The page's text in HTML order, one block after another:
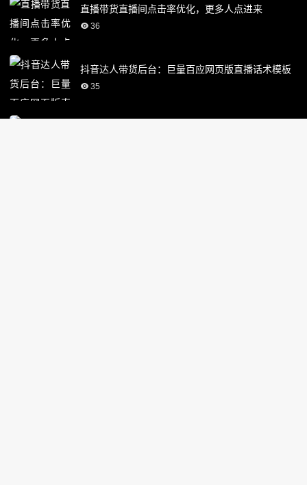
直播带货直播间点击率优化，更多人点进来
36
抖音达人带货后台：巨量百应网页版直播话术模板
35